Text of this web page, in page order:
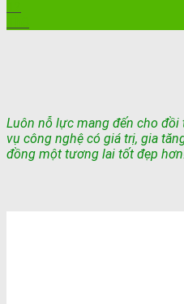
Luôn nỗ lực mang đến cho
vụ công nghệ có giá trị, gia
đồng một tương lai tốt đẹp